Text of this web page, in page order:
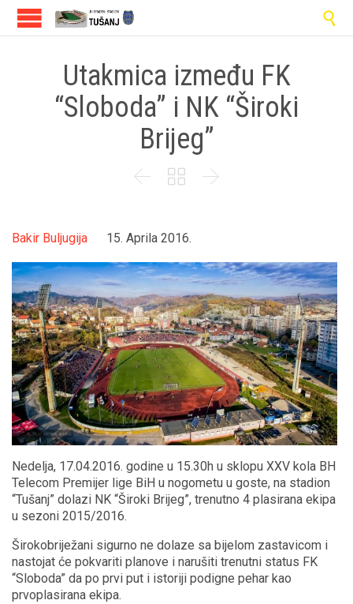

Utakmica između FK
“Sloboda” i NK “Široki
Brijeg”
  
Bakir Buljugija 15. Aprila 2016.
Nedelja, 17.04.2016. godine u 15.30h u sklopu XXV kola BH
Telecom Premijer lige BiH u nogometu u goste, na stadion
“Tušanj” dolazi NK “Široki Brijeg”, trenutno 4 plasirana ekipa
u sezoni 2015/2016.
Širokobriježani sigurno ne dolaze sa bijelom zastavicom i
nastojat će pokvariti planove i narušiti trenutni status FK
“Sloboda” da po prvi put i istoriji podigne pehar kao
prvoplasirana ekipa.